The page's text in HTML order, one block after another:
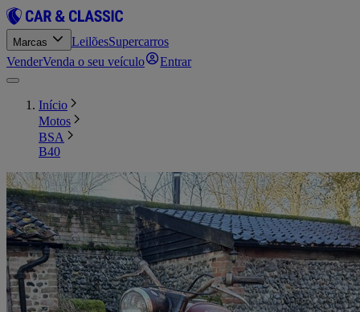
Marcas LeilõesSupercarros
VenderVenda o seu veículo Entrar
Início
Motos
BSA
B40